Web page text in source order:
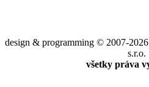
design & programming © 2007-
s.r.o.
všetky práva